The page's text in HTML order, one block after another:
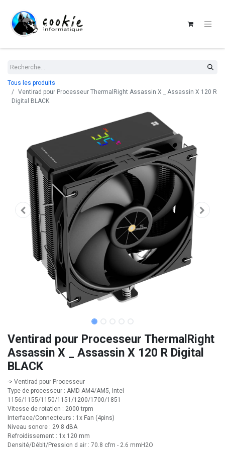
Tous les produits
Ventirad pour Processeur ThermalRight Assassin X _ Assassin X 120 R
Digital BLACK
Ventirad pour Processeur ThermalRight
Assassin X _ Assassin X 120 R Digital
BLACK
-> Ventirad pour Processeur
Type de processeur : AMD AM4/AM5, Intel
1156/1155/1150/1151/1200/1700/1851
Vitesse de rotation : 2000 trpm
Interface/Connecteurs : 1x Fan (4pins)
Niveau sonore : 29.8 dBA
Refroidissement : 1x 120 mm
Densité/Débit/Pression d air : 70.8 cfm - 2.6 mmH2O